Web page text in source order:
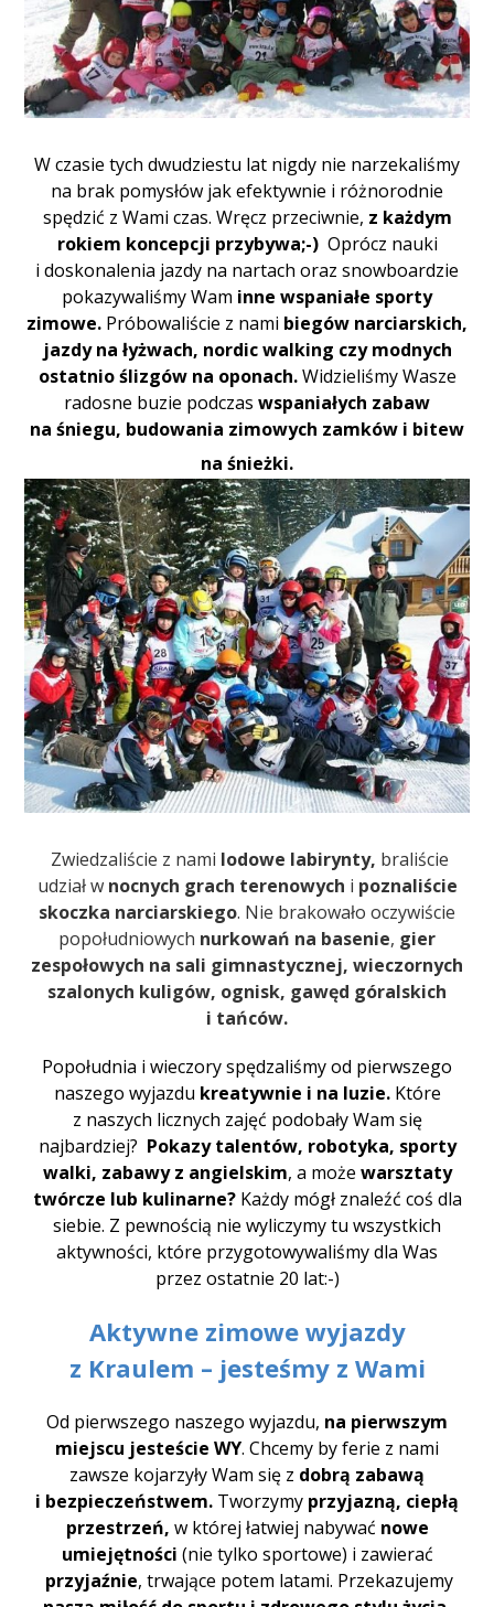
W czasie tych dwudziestu lat nigdy nie narzekaliśmy
na brak pomysłów jak efektywnie i różnorodnie
spędzić z Wami czas. Wręcz przeciwnie, z każdym
rokiem koncepcji przybywa;-)Oprócz nauki
i doskonalenia jazdy na nartach oraz snowboardzie
pokazywaliśmy Wam inne wspaniałe sporty
zimowe. Próbowaliście z nami biegów narciarskich,
jazdy na łyżwach, nordic walking czy modnych
ostatnio ślizgów na oponach.Widzieliśmy Wasze
radosne buzie podczas wspaniałych zabaw
na śniegu, budowania zimowych zamków i bitew
na śnieżki.
Zwiedzaliście z nami lodowe labirynty, braliście
udział w nocnych grach terenowych i poznaliście
skoczka narciarskiego. Nie brakowało oczywiście
popołudniowych nurkowań na basenie, gier
zespołowych na sali gimnastycznej, wieczornych
szalonych kuligów, ognisk, gawęd góralskich
i tańców.
Popołudnia i wieczory spędzaliśmy od pierwszego
naszego wyjazdu kreatywnie i na luzie.Które
z naszych licznych zajęć podobały Wam się
najbardziej? Pokazy talentów, robotyka, sporty
walki, zabawy z angielskim, a może warsztaty
twórcze lub kulinarne? Każdy mógł znaleźć coś dla
siebie. Z pewnością nie wyliczymy tu wszystkich
aktywności, które przygotowywaliśmy dla Was
przez ostatnie 20 lat:-)
Aktywne zimowe wyjazdy
z Kraulem – jesteśmy z Wami
Od pierwszego naszego wyjazdu, na pierwszym
miejscu jesteście WY. Chcemy by ferie z nami
zawsze kojarzyły Wam się z dobrą zabawą
i bezpieczeństwem. Tworzymy przyjazną, ciepłą
przestrzeń, w której łatwiej nabywać nowe
umiejętności (nie tylko sportowe) i zawierać
przyjaźnie, trwające potem latami. Przekazujemy